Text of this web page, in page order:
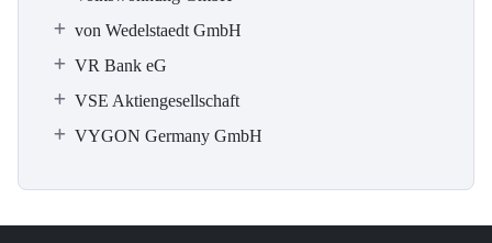
von Wedelstaedt GmbH
VR Bank eG
VSE Aktiengesellschaft
VYGON Germany GmbH